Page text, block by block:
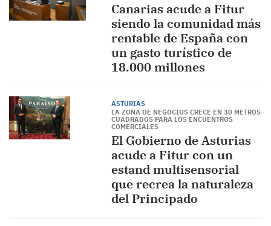
Canarias acude a Fitur
siendo la comunidad más
rentable de España con
un gasto turístico de
18.000 millones
ASTURIAS
LA ZONA DE NEGOCIOS CRECE EN 30 METROS
CUADRADOS PARA LOS ENCUENTROS
COMERCIALES
El Gobierno de Asturias
acude a Fitur con un
estand multisensorial
que recrea la naturaleza
del Principado